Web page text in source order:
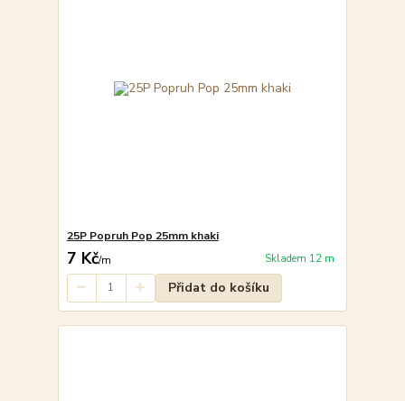
25P Popruh Pop 25mm khaki
7 Kč/m Skladem 12 m
Přidat do košíku